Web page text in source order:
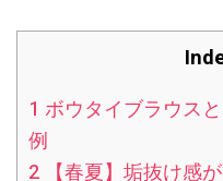
1 ボウタイブラウス
例
2【春夏】垢抜け感